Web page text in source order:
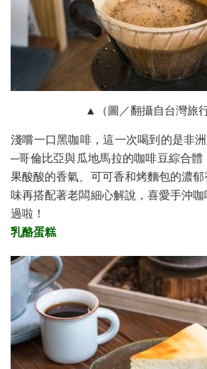
▲（圖／翻攝自台灣旅行
淺嚐一口黑咖啡，這一次喝到的是非
─哥倫比亞與瓜地馬拉的咖啡豆綜合體
果酸酸的香氣、可可香和烤麵包的濃
味再搭配著老闆細心解說，喜愛手沖
過啦！
乳酪蛋糕